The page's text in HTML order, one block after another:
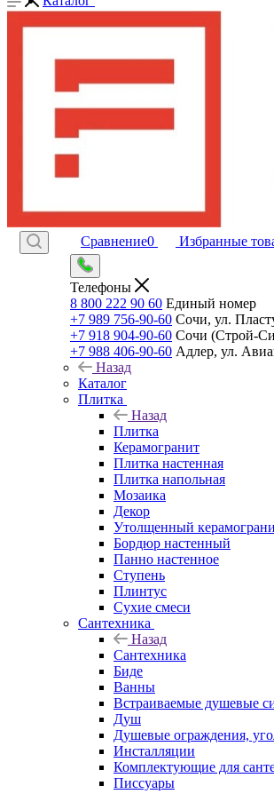
Сравнение0 Избранные
Телефоны
8 800 222 90 60 Единый номер
+7 989 756-90-60 Сочи, ул.
+7 918 904-90-60 Сочи (Строй-
+7 988 406-90-60 Адлер, ул.
Назад
Каталог
Плитка
Назад
Плитка
Керамогранит
Плитка настенная
Плитка напольная
Мозаика
Декор
Утолщенный
Бордюр настенный
Панно настенное
Ступень
Плинтус
Сухие смеси
Сантехника
Назад
Сантехника
Биде
Ванны
Встраиваемые душевые
Душ
Душевые ограждения,
Инсталляции
Комплектующие для
Писсуары